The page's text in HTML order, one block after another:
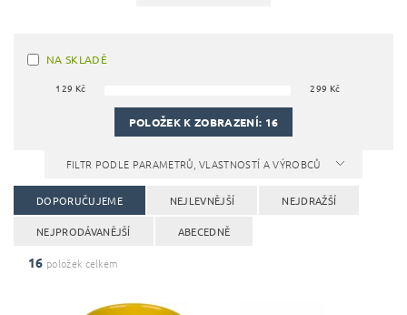
NA SKLADĚ
129 Kč 299 Kč
POLOŽEK K ZOBRAZENÍ: 16
FILTR PODLE PARAMETRŮ, VLASTNOSTÍ A VÝROBCŮ
DOPORUČUJEME NEJLEVNĚJŠÍ NEJDRAŽŠÍ
NEJPRODÁVANĚJŠÍ ABECEDNĚ
16 položek celkem